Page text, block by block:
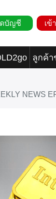
ดบัญชี เข้
ลูกค้า
NEWS